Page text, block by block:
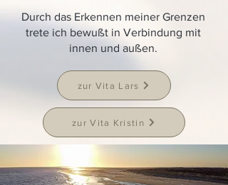
Durch das Erkennen meiner Grenzen
trete ich bewußt in Verbindung mit
innen und außen.
zur Vita Lars
zur Vita Kristin